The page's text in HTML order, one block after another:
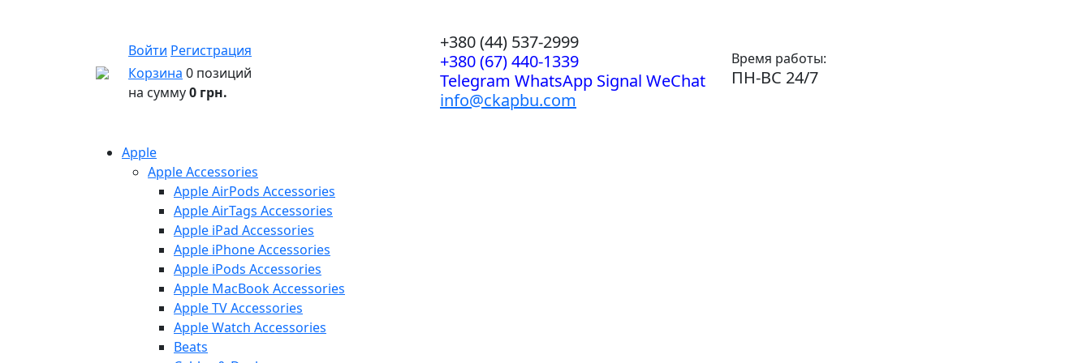
Войти Регистрация
Корзина 0 позиций
на сумму0 грн.
+380 (44) 537-2999
+380 (67) 440-1339
Telegram WhatsApp Signal WeChat
info@ckapbu.com
Время работы:
ПН-ВС 24/7
Apple
Apple Accessories
Apple AirPods Accessories
Apple AirTags Accessories
Apple iPad Accessories
Apple iPhone Accessories
Apple iPods Accessories
Apple MacBook Accessories
Apple TV Accessories
Apple Watch Accessories
Beats